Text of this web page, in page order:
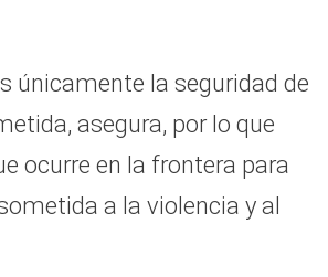
únicamente la seguridad de
asegura, por lo que
ocurre en la frontera para
a la violencia y al